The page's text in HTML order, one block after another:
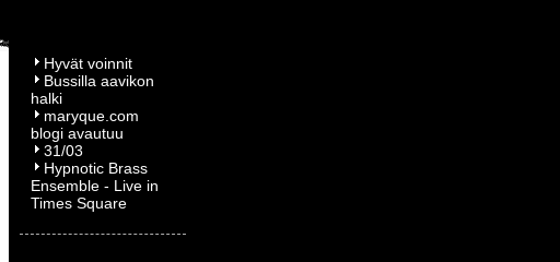
Hyvät voinnit
Bussilla aavikon
halki
maryque.com
blogi avautuu
31/03
Hypnotic Brass
Ensemble - Live in
Times Square